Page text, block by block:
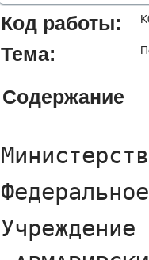
Код работы:
Тема:
Содержание
Министерство образования и науки РФ

Федеральное государственное бюджетное образовательное

Учреждение высшего образования

«АРМАВИРСКИЙ ГОСУДАРСТВЕННЫЙ

ПЕДАГОГИЧЕСКИЙ УНИВЕРСИТЕТ»



КАФЕДРА СОЦИАЛЬНОЙ, СПЕЦИАЛЬНОЙ ПЕДАГОГИКИ

И ПСИХОЛОГИИ



КУРСОВАЯ  РАБОТАПО ДИСЦИПЛИНЕ:

«Возрастная психология и психология развития»

Развитие социального интеллекта.









Выполнила студентка

2 курса ZВП-ПСП-2-1 группы

Евтухова Анастасия Александровна

Научный руководитель:

Кандидат психологических наук, доцент

Сасацян Людмила Аркадьевна











		Армавир

	                                                       2017

ВВЕДЕНИЕ…………………………………………………………………….3

ГЛАВА 1. Сущность социального интеллекта и особенностей его развития.

1.1 Понятие, сущность и структура социального интеллекта. Социальный интеллект и человеческий капитал…………………………………………….5

1.2 Становление социального интеллекта в процессе развития личности…10

1.3 Особенности развития социального интеллекта у детей старшего младшего школьного возраста…………………………………………………14

ГЛАВА 2. Исследование и систематизация особенностей развития социального интеллекта у младшего школьника.

2.1 Цели и задачи констатирующей части работы…………………………….16

2.2 Результаты исследования развития социального интеллекта у детей младшего школьного возраста………………………………………………….26

ЗАКЛЮЧЕНИЕ………………………………………………………………….32

СПИСОК ЛИТЕРАТУРЫ……………………………………………………….35
























ВВЕДЕНИЕ

Проблема  интеллекта -  из главных в  психологии. Социальный  дает правильную  коммуникативных способностей  общения, адекватное и  социальное взаимодействие. 

Со опыт развивается у  в процессе общения и  от разнообразия с отношений, в его окружении. Социальный и помогает понимать людей, их пки, речь  а также его  реакцию. Он  фактором со приспособление личности,  ведет к росту  достижений, помогает  оценивать собственные  и недостатки.

Школ годы - один  самых важных в жизни человека,  окончании которых   стоит на нице самостоятельной жизни. У и навыки социального модействия, приобре в школе, помогают в работе адаптационных  в течение всей жизни.

Актуальность исследования направлена необходимость исследования ального интеллекта  коммуникативного и адаптационного  личностногодетей.

Цель  теоретическиобосновать и  проверить условия  социального интеллекта у  младшего школьного возраста.

Проблема выявить условия социального интеллекта у  младшего школьного возраста.

Предмет  развитие социального  у детей младшего  возраста.

Объектом является соци интеллект детей школьного возраста.

	Задачи 

1. Определить развития социального  у детей младшего  возраста.

2. Выявитьразвития социального  у детей младшего  возраста.

3. Выбрать исследования социального  у детей младшего  возраста.

4.Установить  особенности социального младших школьников.

5.Провести  по развитию  интеллекта у детей школьного возраста

Теорети значимость исследования  дополнения и уточнения